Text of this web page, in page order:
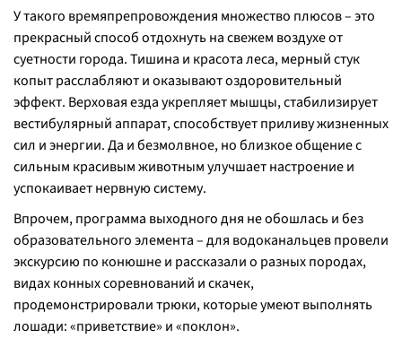
У такого времяпрепровождения множество плюсов – это
прекрасный способ отдохнуть на свежем воздухе от
суетности города. Тишина и красота леса, мерный стук
копыт расслабляют и оказывают оздоровительный
эффект. Верховая езда укрепляет мышцы, стабилизирует
вестибулярный аппарат, способствует приливу жизненных
сил и энергии. Да и безмолвное, но близкое общение с
сильным красивым животным улучшает настроение и
успокаивает нервную систему.
Впрочем, программа выходного дня не обошлась и без
образовательного элемента – для водоканальцев провели
экскурсию по конюшне и рассказали о разных породах,
видах конных соревнований и скачек,
продемонстрировали трюки, которые умеют выполнять
лошади: «приветствие» и «поклон».